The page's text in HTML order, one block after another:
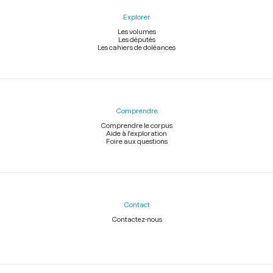
Explorer
Les volumes
Les députés
Les cahiers de doléances
Comprendre
Comprendre le corpus
Aide à l'exploration
Foire aux questions
Contact
Contactez-nous
Légal